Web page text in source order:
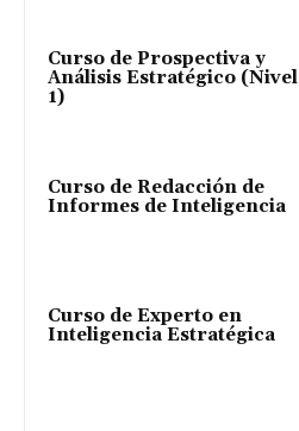
Curso de Prospectiva y
Análisis Estratégico (Nivel
1)
Curso de Redacción de
Informes de Inteligencia
Curso de Experto en
Inteligencia Estratégica